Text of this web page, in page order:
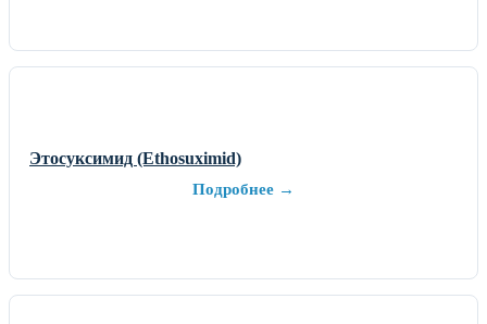
Этосуксимид (Ethosuximid)
Подробнее →